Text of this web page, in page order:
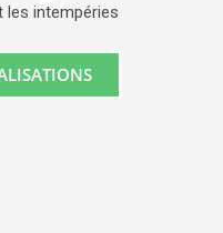
les intempéries